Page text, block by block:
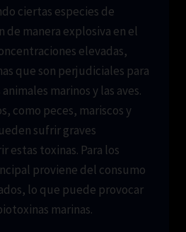
ciertas especies de
manera explosiva en el
elevadas,
que son perjudiciales para
marinos y las aves.
como peces, mariscos y
sufrir graves
estas toxinas. Para los
proviene del consumo
lo que puede provocar
marinas.